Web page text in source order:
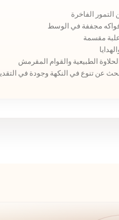
الفاخرة
مجففة في الوسط
مقسمة
الطبيعية والقوام المقرمش
عن تنوع في النكهة وجودة في